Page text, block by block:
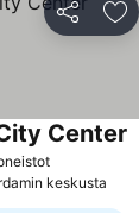
Jaa
Katso
Center
keskusta